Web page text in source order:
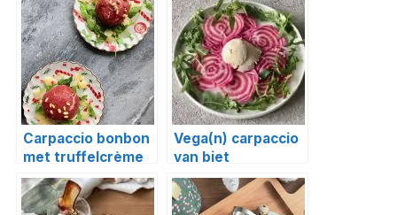
Carpaccio bonbon
met truffelcrème
Vega(n) carpaccio
van biet